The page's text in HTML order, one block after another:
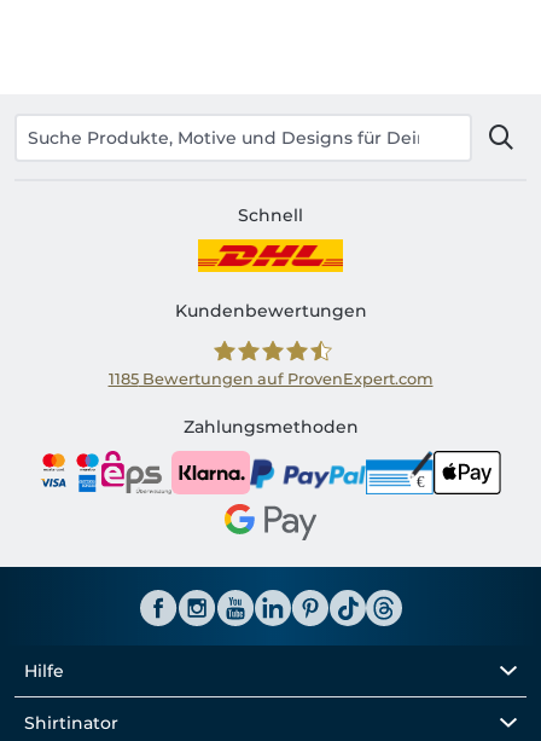
Schnell
Kundenbewertungen
Shirtinator AT
1185Bewertungen auf ProvenExpert.com
Zahlungsmethoden
Hilfe
Shirtinator